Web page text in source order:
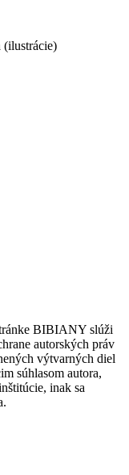
(ilustrácie)
BIBIANY slúži
autorských práv
výtvarných diel
súhlasom autora,
inak sa